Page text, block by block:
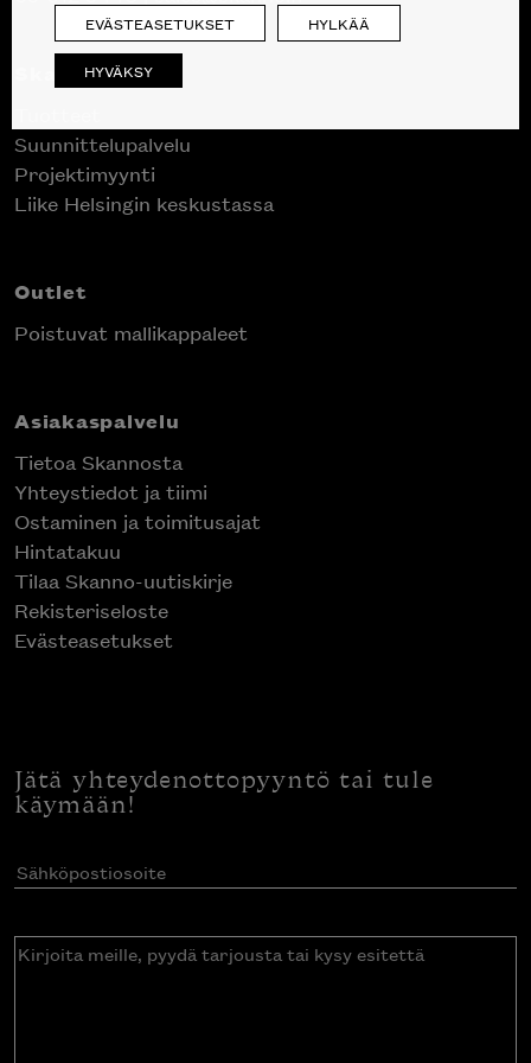
Skanno
Suunnittelupalvelu
Projektimyynti
Liike Helsingin keskustassa
Outlet
Poistuvat mallikappaleet
Asiakaspalvelu
Tietoa Skannosta
Yhteystiedot ja tiimi
Ostaminen ja toimitusajat
Hintatakuu
Tilaa Skanno-uutiskirje
Rekisteriseloste
Evästeasetukset
Jätä yhteydenottopyyntö tai tule
käymään!
Sähköpostiosoite(Pakollinen)
Kirjoita
EVÄSTEASETUKSET HYLKÄÄ
HYVÄKSY